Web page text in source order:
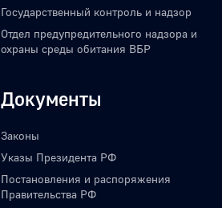
Государственный контроль и надзор
Отдел предупредительного надзора и
охраны среды обитания ВБР
Документы
Законы
Указы Президента РФ
Постановления и распоряжения
Правительства РФ